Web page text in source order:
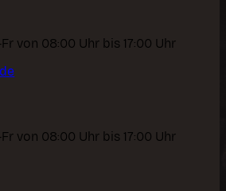
von 08:00 Uhr bis 17:00 Uhr
von 08:00 Uhr bis 17:00 Uhr